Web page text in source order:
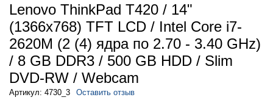
Lenovo ThinkPad T420 / 14"
(1366x768) TFT LCD / Intel Core i7-
2620M (2 (4) ядра по 2.70 - 3.40 GHz)
/ 8 GB DDR3 / 500 GB HDD / Slim
DVD-RW / Webcam
Артикул: 4730_3 Оставить отзыв